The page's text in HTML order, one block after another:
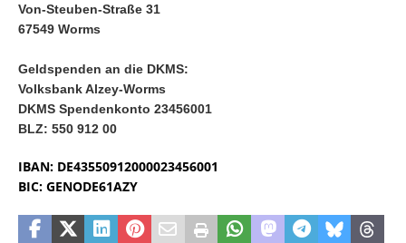
Von-Steuben-Straße 31
67549 Worms
Geldspenden an die DKMS:
Volksbank Alzey-Worms
DKMS Spendenkonto 23456001
BLZ: 550 912 00
IBAN: DE43550912000023456001
BIC: GENODE61AZY